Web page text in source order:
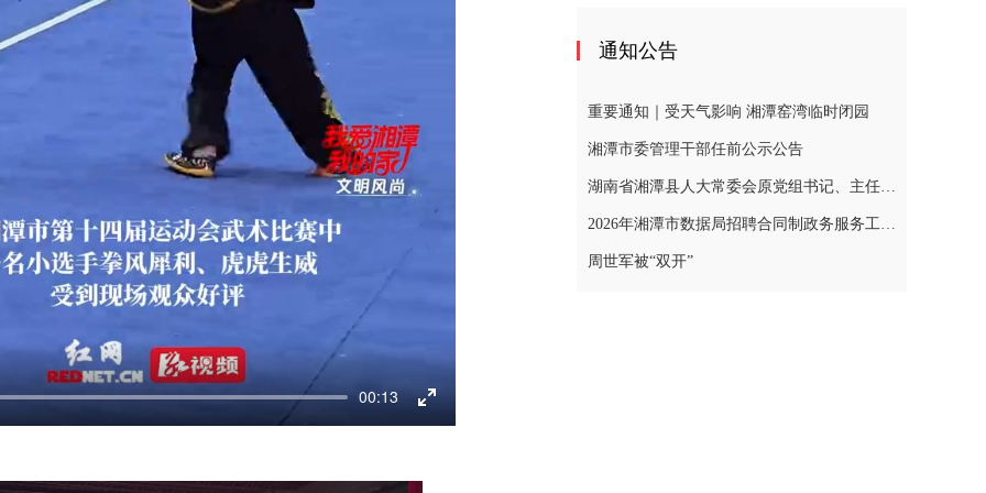
00:13
Enter
通知公告
重要通知｜受天气影响 湘潭窑湾临时闭园
湘潭市委管理干部任前公示公告
湖南省湘潭县人大常委会原党组书记、主任黄忠德涉嫌严重违纪违法，接受审查调查
2026年湘潭市数据局招聘合同制政务服务工作人员公告
周世军被“双开”